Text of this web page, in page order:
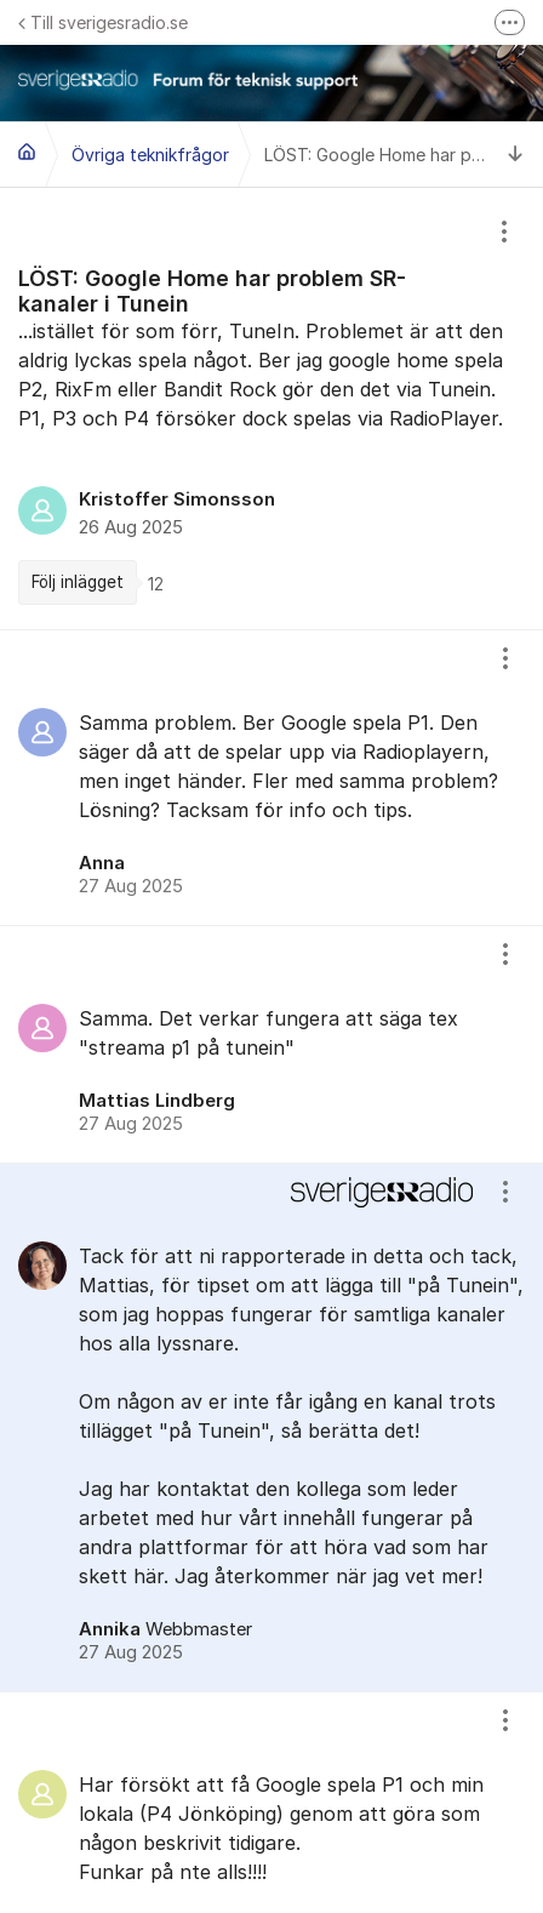
Hoppa till innehåll
Till sverigesradio.se
Frågor & svar om Sveriges Radio
Felanmäl problem med radiomottagning hos Teracom
Övriga teknikfrågor LÖST: Google Home har problem SR-kanaler i Tunein
LÖST: Google Home har problem SR-
kanaler i Tunein
...istället för som förr, TuneIn. Problemet är att den
aldrig lyckas spela något. Ber jag google home spela
P2, RixFm eller Bandit Rock gör den det via Tunein.
P1, P3 och P4 försöker dock spelas via RadioPlayer.
Kristoffer Simonsson
26 Aug 2025
Följ inlägget 12
Samma problem. Ber Google spela P1. Den
säger då att de spelar upp via Radioplayern,
men inget händer. Fler med samma problem?
Lösning? Tacksam för info och tips.
Anna
27 Aug 2025
Samma. Det verkar fungera att säga tex
"streama p1 på tunein"
Mattias Lindberg
27 Aug 2025
Tack för att ni rapporterade in detta och tack,
Mattias, för tipset om att lägga till "på Tunein",
som jag hoppas fungerar för samtliga kanaler
hos alla lyssnare.
Om någon av er inte får igång en kanal trots
tillägget "på Tunein", så berätta det!
Jag har kontaktat den kollega som leder
arbetet med hur vårt innehåll fungerar på
andra plattformar för att höra vad som har
skett här. Jag återkommer när jag vet mer!
Annika Webbmaster
27 Aug 2025
Har försökt att få Google spela P1 och min
lokala (P4 Jönköping) genom att göra som
någon beskrivit tidigare.
Funkar på nte alls!!!!